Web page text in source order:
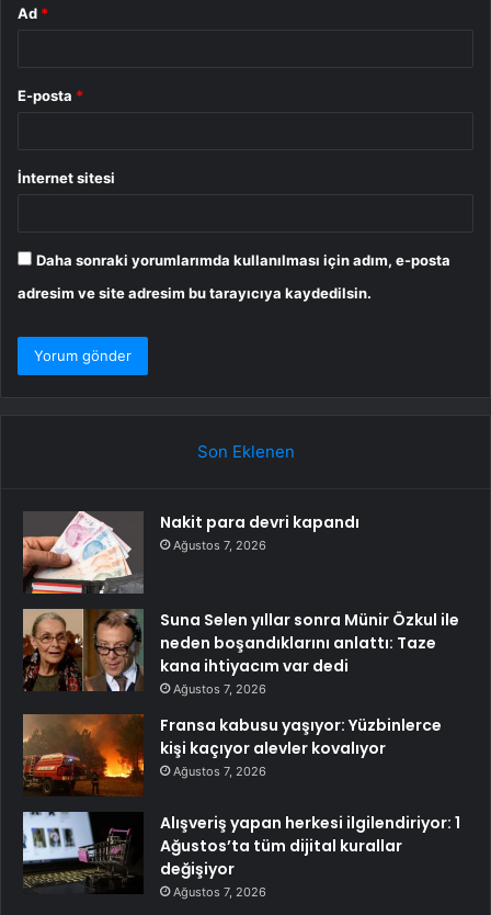
Ad *
E-posta *
İnternet sitesi
Daha sonraki yorumlarımda kullanılması için adım, e-posta
adresim ve site adresim bu tarayıcıya kaydedilsin.
Son Eklenen
Nakit para devri kapandı
Ağustos 7, 2026
Suna Selen yıllar sonra Münir Özkul ile
neden boşandıklarını anlattı: Taze
kana ihtiyacım var dedi
Ağustos 7, 2026
Fransa kabusu yaşıyor: Yüzbinlerce
kişi kaçıyor alevler kovalıyor
Ağustos 7, 2026
Alışveriş yapan herkesi ilgilendiriyor: 1
Ağustos’ta tüm dijital kurallar
değişiyor
Ağustos 7, 2026